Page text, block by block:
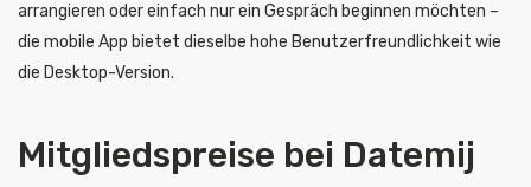
arrangieren oder einfach nur ein Gespräch beginnen möchten –
die mobile App bietet dieselbe hohe Benutzerfreundlichkeit wie
die Desktop-Version.
Mitgliedspreise bei Datemij